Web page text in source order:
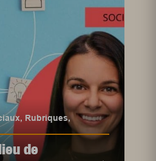
, Rubriques,
de